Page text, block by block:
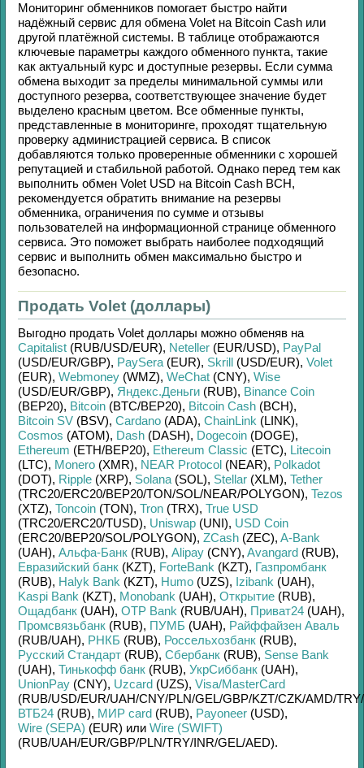
Мониторинг обменников помогает быстро найти
надёжный сервис для обмена Volet на Bitcoin Cash или
другой платёжной системы. В таблице отображаются
ключевые параметры каждого обменного пункта, такие
как актуальный курс и доступные резервы. Если сумма
обмена выходит за пределы минимальной суммы или
доступного резерва, соответствующее значение будет
выделено красным цветом. Все обменные пункты,
представленные в мониторинге, проходят тщательную
проверку администрацией сервиса. В список
добавляются только проверенные обменники с хорошей
репутацией и стабильной работой. Однако перед тем как
выполнить обмен Volet USD на Bitcoin Cash BCH,
рекомендуется обратить внимание на резервы
обменника, ограничения по сумме и отзывы
пользователей на информационной странице обменного
сервиса. Это поможет выбрать наиболее подходящий
сервис и выполнить обмен максимально быстро и
безопасно.
Продать Volet (доллары)
Выгодно продать Volet доллары можно обменяв на
Capitalist (RUB/USD/EUR), Neteller (EUR/USD), PayPal
(USD/EUR/GBP), PaySera (EUR), Skrill (USD/EUR), Volet
(EUR), Webmoney (WMZ), WeChat (CNY), Wise
(USD/EUR/GBP), Яндекс.Деньги (RUB), Binance Coin
(BEP20), Bitcoin (BTC/BEP20), Bitcoin Cash (BCH),
Bitcoin SV (BSV), Cardano (ADA), ChainLink (LINK),
Cosmos (ATOM), Dash (DASH), Dogecoin (DOGE),
Ethereum (ETH/BEP20), Ethereum Classic (ETC), Litecoin
(LTC), Monero (XMR), NEAR Protocol (NEAR), Polkadot
(DOT), Ripple (XRP), Solana (SOL), Stellar (XLM), Tether
(TRC20/ERC20/BEP20/TON/SOL/NEAR/POLYGON), Tezos
(XTZ), Toncoin (TON), Tron (TRX), True USD
(TRC20/ERC20/TUSD), Uniswap (UNI), USD Coin
(ERC20/BEP20/SOL/POLYGON), ZCash (ZEC), A-Bank
(UAH), Альфа-Банк (RUB), Alipay (CNY), Avangard (RUB),
Евразийский банк (KZT), ForteBank (KZT), Газпромбанк
(RUB), Halyk Bank (KZT), Humo (UZS), Izibank (UAH),
Kaspi Bank (KZT), Monobank (UAH), Открытие (RUB),
Ощадбанк (UAH), OTP Bank (RUB/UAH), Приват24 (UAH),
Промсвязьбанк (RUB), ПУМБ (UAH), Райффайзен Аваль
(RUB/UAH), РНКБ (RUB), Россельхозбанк (RUB),
Русский Стандарт (RUB), Сбербанк (RUB), Sense Bank
(UAH), Тинькофф банк (RUB), УкрСиббанк (UAH),
UnionPay (CNY), Uzcard (UZS), Visa/MasterCard
(RUB/USD/EUR/UAH/CNY/PLN/GEL/GBP/KZT/CZK/AMD/TRY/
ВТБ24 (RUB), МИР card (RUB), Payoneer (USD),
Wire (SEPA) (EUR) или Wire (SWIFT)
(RUB/UAH/EUR/GBP/PLN/TRY/INR/GEL/AED).